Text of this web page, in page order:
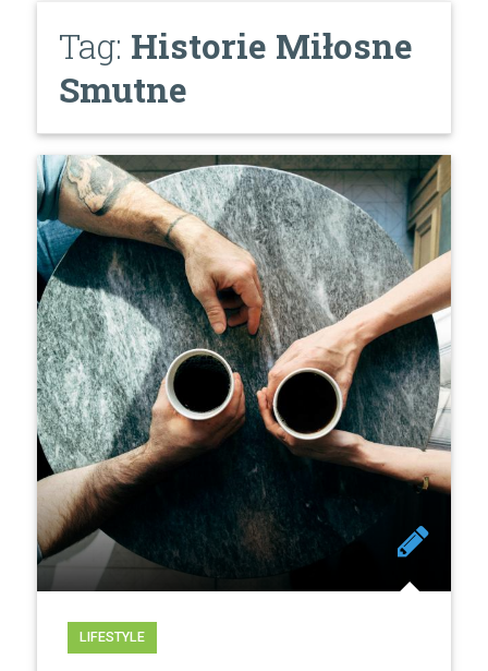
Tag: Historie Miłosne
Smutne
LIFESTYLE